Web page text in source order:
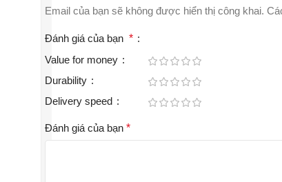
Email của bạn sẽ không được hiển thị công khai.
Đánh giá của bạn *
Value for money
Durability
Delivery speed
Đánh giá của bạn *